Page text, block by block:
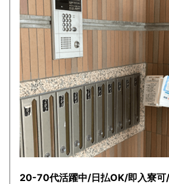
20-70代活躍中/日払OK/即入寮可